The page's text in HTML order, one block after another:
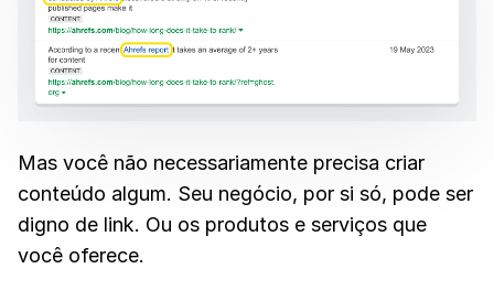
Mas você não necessariamente precisa criar
conteúdo algum. Seu negócio, por si só, pode ser
digno de link. Ou os produtos e serviços que
você oferece.